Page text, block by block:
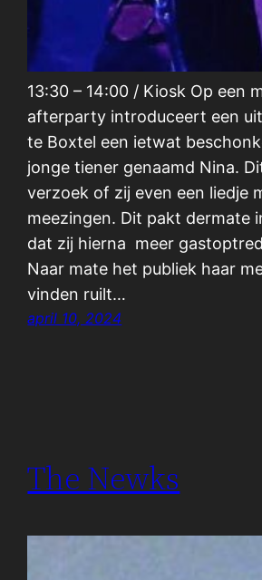
13:30 – 14:00 / Kiosk Op een
afterparty introduceert een
te Boxtel een ietwat
jonge tiener genaamd Nina.
verzoek of zij even een liedje
meezingen. Dit pakt dermate
dat zij hierna meer
Naar mate het publiek haar
vinden ruilt…
april 10, 2024
The Newks